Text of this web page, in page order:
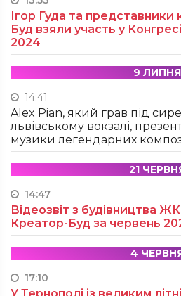
Ігор Гуда та представники
Буд взяли участь у
2024
9 ЛИПНЯ
14:41
Alex Pian, який грав під
львівському вокзалі,
музики легендарних
21
14:47
Відеозвіт з будівництва
Креатор-Буд за червень
4
17:10